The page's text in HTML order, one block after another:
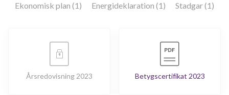
Ekonomisk plan (1)
Energideklaration (1) Stadgar (1)
Årsredovisning 2023 Betygscertifikat 2023